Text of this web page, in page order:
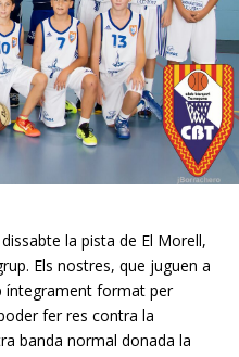
la pista de El Morell,
Els nostres, que juguen a
íntegrament format per
fer res contra la
banda normal donada la